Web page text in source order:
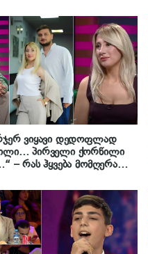
ვიყავი დედოფლად
პირველი ქორწილი
– რას ჰყვება მომღერალი